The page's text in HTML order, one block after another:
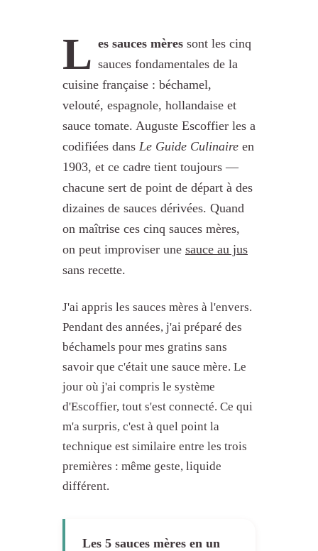
L es sauces mères sont les cinq
sauces fondamentales de la
cuisine française : béchamel,
velouté, espagnole, hollandaise et
sauce tomate. Auguste Escoffier les a
codifiées dans Le Guide Culinaire en
1903, et ce cadre tient toujours —
chacune sert de point de départ à des
dizaines de sauces dérivées. Quand
on maîtrise ces cinq sauces mères,
on peut improviser une sauce au jus
sans recette.
J'ai appris les sauces mères à l'envers.
Pendant des années, j'ai préparé des
béchamels pour mes gratins sans
savoir que c'était une sauce mère. Le
jour où j'ai compris le système
d'Escoffier, tout s'est connecté. Ce qui
m'a surpris, c'est à quel point la
technique est similaire entre les trois
premières : même geste, liquide
différent.
Les 5 sauces mères en un